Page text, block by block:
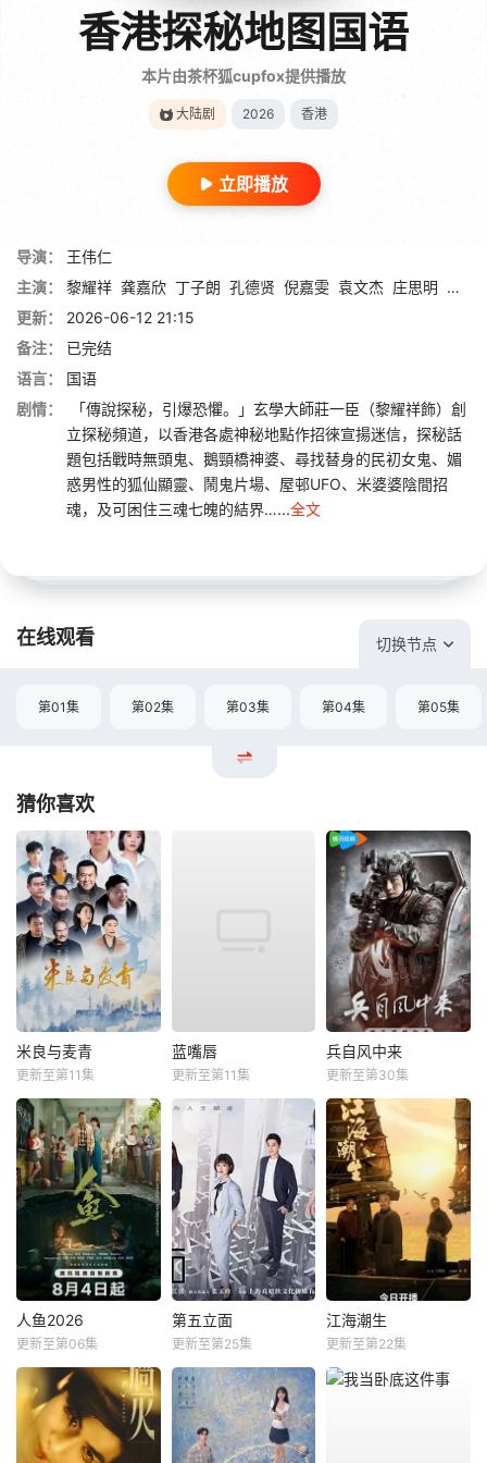
香港探秘地图国语
本片由茶杯狐cupfox提供播放
大陆剧 2026 香港
立即播放
导演：
王伟仁
主演：
黎耀祥 龚嘉欣 丁子朗 孔德贤 倪嘉雯 袁文杰 庄思明 蔡国
更新：
2026-06-12 21:15
备注：
已完结
语言：
国语
剧情：
「傳說探秘，引爆恐懼。」玄學大師莊一臣（黎耀祥飾）創
立探秘頻道，以香港各處神秘地點作招徠宣揚迷信，探秘話
題包括戰時無頭鬼、鵝頸橋神婆、尋找替身的民初女鬼、媚
惑男性的狐仙顯靈、鬧鬼片場、屋邨UFO、米婆婆陰間招
魂，及可困住三魂七魄的結界…...全文
在线观看 切换节点
第01集 第02集 第03集 第04集 第05集
猜你喜欢
米良与麦青
更新至第11集
蓝嘴唇
更新至第11集
兵自风中来
更新至第30集
人鱼2026
更新至第06集
第五立面
更新至第25集
江海潮生
更新至第22集